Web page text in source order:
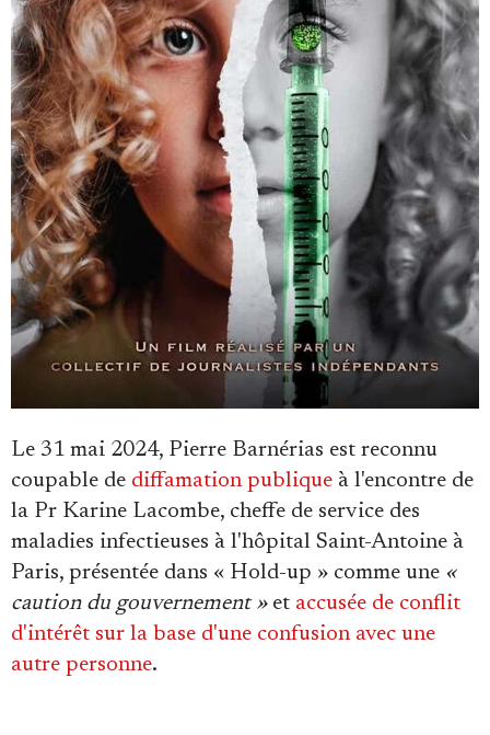
Le 31 mai 2024, Pierre Barnérias est reconnu
coupable de diffamation publique à l'encontre de
la Pr Karine Lacombe, cheffe de service des
maladies infectieuses à l'hôpital Saint-Antoine à
Paris, présentée dans « Hold-up » comme une «
caution du gouvernement »et accusée de conflit
d'intérêt sur la base d'une confusion avec une
autre personne.